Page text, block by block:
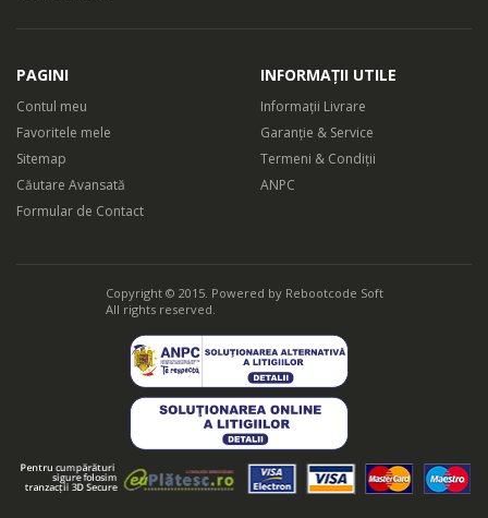
PAGINI
Contul meu
Favoritele mele
Sitemap
Căutare Avansată
Formular de Contact
INFORMAȚII UTILE
Informații Livrare
Garanție & Service
Termeni & Condiții
ANPC
Copyright © 2015. Powered by Rebootcode Soft
All rights reserved.